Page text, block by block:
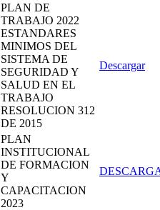
PLAN DE
TRABAJO 2022
ESTANDARES
MINIMOS DEL
SISTEMA DE
SEGURIDAD Y
SALUD EN EL
TRABAJO
RESOLUCION 312
DE 2015
Descargar
PLAN
INSTITUCIONAL
DE FORMACION
Y
CAPACITACION
2023